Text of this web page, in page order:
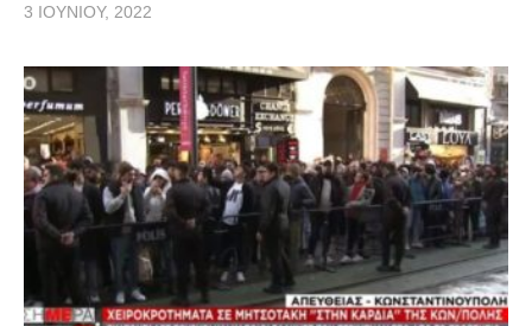
3 ΙΟΥΝΊΟΥ, 2022